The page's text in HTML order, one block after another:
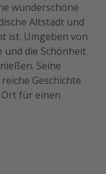
wunderschöne
Altstadt und
ist. Umgeben von
und die Schönheit
Seine
Geschichte
für einen